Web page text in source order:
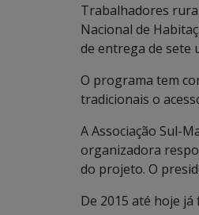
Trabalhadores
Nacional de
de entrega de sete
O programa tem
tradicionais o
A Associação Sul-
organizadora
do projeto. O
De 2015 até hoje